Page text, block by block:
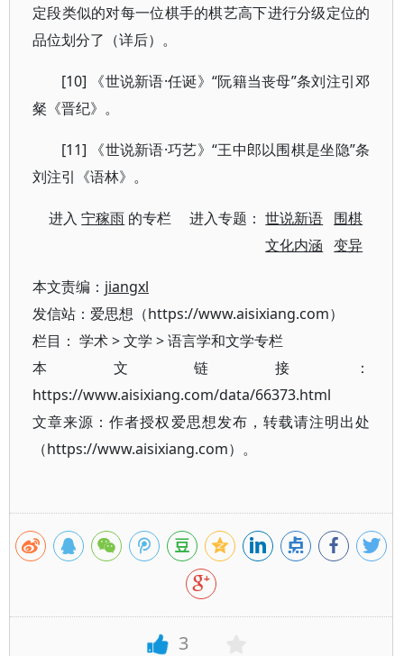
定段类似的对每一位棋手的棋艺高下进行分级定位的
品位划分了（详后）。
[10] 《世说新语·任诞》“阮籍当丧母”条刘注引邓
粲《晋纪》。
[11] 《世说新语·巧艺》“王中郎以围棋是坐隐”条
刘注引《语林》。
进入宁稼雨 的专栏 进入专题：世说新语 围棋
文化内涵
变异
本文责编： jiangxl
发信站：爱思想（https://www.aisixiang.com）
栏目： 学术>文学 >语言学和文学专栏
本文链接：
https://www.aisixiang.com/data/66373.html
文章来源：作者授权爱思想发布，转载请注明出处
（https://www.aisixiang.com）。
3